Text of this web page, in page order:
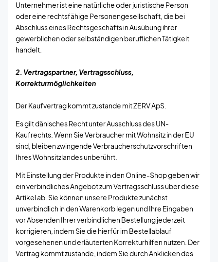
Unternehmer ist eine natürliche oder juristische Person
oder eine rechtsfähige Personengesellschaft, die bei
Abschluss eines Rechtsgeschäfts in Ausübung ihrer
gewerblichen oder selbständigen beruflichen Tätigkeit
handelt.
2. Vertragspartner, Vertragsschluss,
Korrekturmöglichkeiten
Der Kaufvertrag kommt zustande mit ZERV ApS.
Es gilt dänisches Recht unter Ausschluss des UN-
Kaufrechts. Wenn Sie Verbraucher mit Wohnsitz in der EU
sind, bleiben zwingende Verbraucherschutzvorschriften
Ihres Wohnsitzlandes unberührt.
Mit Einstellung der Produkte in den Online-Shop geben wir
ein verbindliches Angebot zum Vertragsschluss über diese
Artikel ab. Sie können unsere Produkte zunächst
unverbindlich in den Warenkorb legen und Ihre Eingaben
vor Absenden Ihrer verbindlichen Bestellung jederzeit
korrigieren, indem Sie die hierfür im Bestellablauf
vorgesehenen und erläuterten Korrekturhilfen nutzen. Der
Vertrag kommt zustande, indem Sie durch Anklicken des